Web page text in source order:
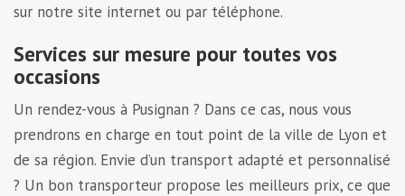
sur notre site internet ou par téléphone.
Services sur mesure pour toutes vos
occasions
Un rendez-vous à Pusignan ? Dans ce cas, nous vous
prendrons en charge en tout point de la ville de Lyon et
de sa région. Envie d’un transport adapté et personnalisé
? Un bon transporteur propose les meilleurs prix, ce que